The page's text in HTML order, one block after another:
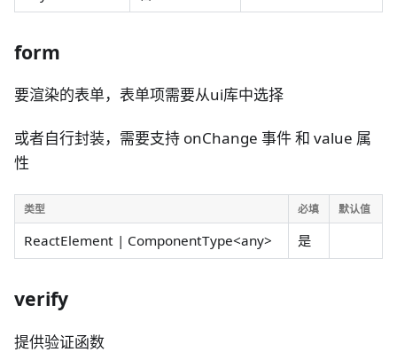
form
要渲染的表单，表单项需要从ui库中选择
或者自行封装，需要支持 onChange 事件 和 value 属
性
类型 必填 默认值
ReactElement | ComponentType<any> 是
verify
提供验证函数